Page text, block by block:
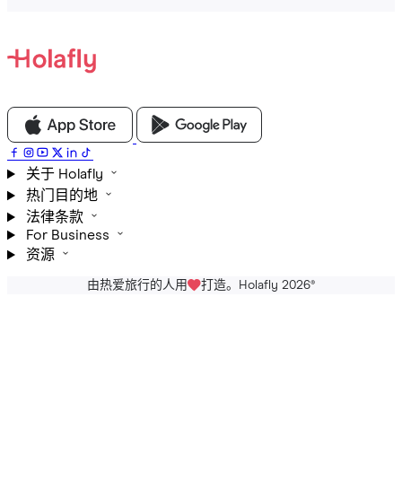
关于 Holafly
热门目的地
法律条款
For Business
资源
由热爱旅行的人用 打造。Holafly 2026®